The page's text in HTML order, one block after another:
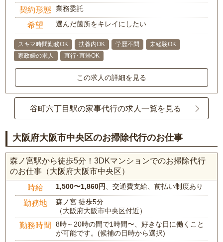
契約形態 業務委託
希望 選んだ箇所をキレイにしたい
スキマ時間勤務OK 扶養内OK 学歴不問
未経験OK
家政婦の求人
直行･直帰OK
この求人の詳細を見る
谷町六丁目駅の家事代行の求人一覧を見る
大阪府大阪市中央区のお掃除代行のお仕事
森ノ宮駅から徒歩5分！3DKマンションでのお掃除代行
のお仕事（大阪府大阪市中央区）
時給 1,500〜1,860円 、交通費支給、前払い制度あり
勤務地
森ノ宮 徒歩5分
（大阪府大阪市中央区付近）
勤務時間
8時～20時の間で1時間〜、好きな日に働くこと
が可能です。(候補の日時から選択)